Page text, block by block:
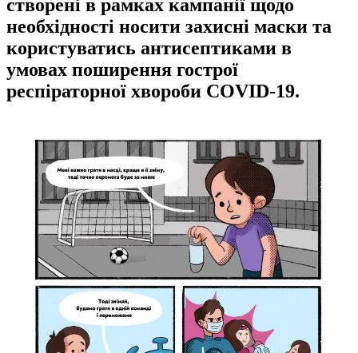
створені в рамках кампанії щодо
необхідності носити захисні маски та
користуватись антисептиками в
умовах поширення гострої
респіраторної хвороби COVID-19.